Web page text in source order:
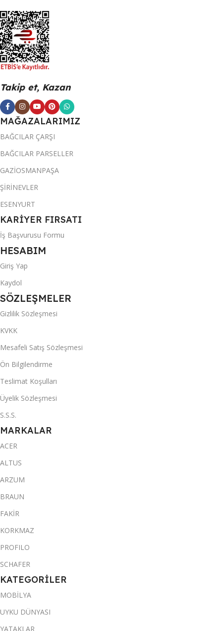
Takip et, Kazan
MAĞAZALARIMIZ
BAĞCILAR ÇARŞI
BAĞCILAR PARSELLER
GAZİOSMANPAŞA
ŞİRİNEVLER
ESENYURT
KARİYER FIRSATI
İş Başvurusu Formu
HESABIM
Giriş Yap
Kaydol
SÖZLEŞMELER
Gizlilik Sözleşmesi
KVKK
Mesafeli Satış Sözleşmesi
Ön Bilgilendirme
Teslimat Koşulları
Üyelik Sözleşmesi
S.S.S.
MARKALAR
ACER
ALTUS
ARZUM
BRAUN
FAKİR
KORKMAZ
PROFILO
SCHAFER
KATEGORİLER
MOBİLYA
UYKU DÜNYASI
YATAKLAR